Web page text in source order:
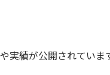
実績が公開されていま